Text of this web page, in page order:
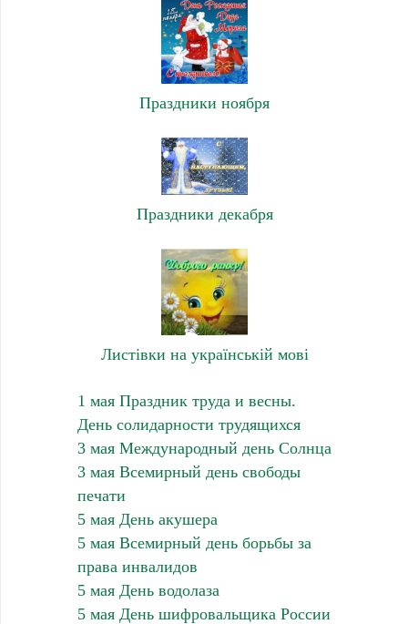
Праздники ноября
Праздники декабря
Листівки на українській мові
1 мая Праздник труда и весны.
День солидарности трудящихся
3 мая Международный день Солнца
3 мая Всемирный день свободы
печати
5 мая День акушера
5 мая Всемирный день борьбы за
права инвалидов
5 мая День водолаза
5 мая День шифровальщика России